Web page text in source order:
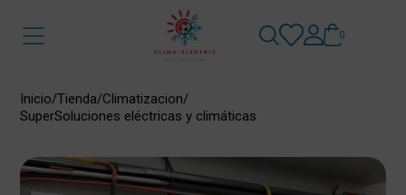
0
Inicio/Tienda/Climatizacion/
SuperSoluciones eléctricas y climáticas